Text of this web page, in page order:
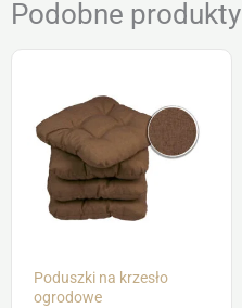
Podobne produkty
Poduszki na krzesło
ogrodowe